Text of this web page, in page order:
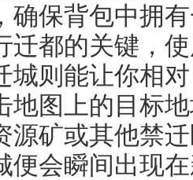
确保背包中拥
迁都的关键，
城则能让你相
地图上的目标
源矿或其他禁
便会瞬间出现